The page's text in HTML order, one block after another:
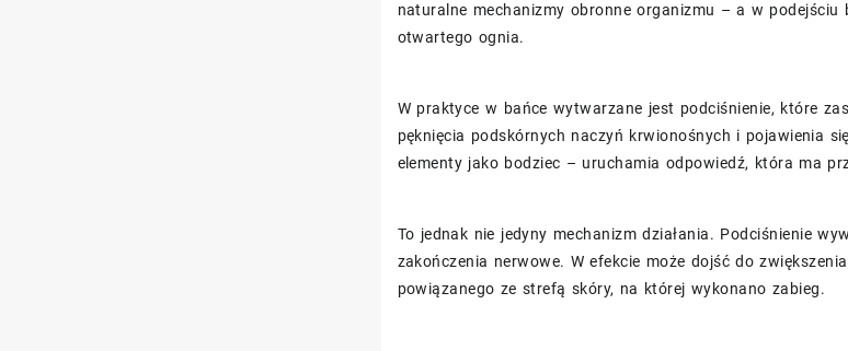
naturalne mechanizmy obronne organizmu – a w
otwartego ognia.
W praktyce w bańce wytwarzane jest podciśnienie, które
pęknięcia podskórnych naczyń krwionośnych i pojawienia
elementy jako bodziec – uruchamia odpowiedź, która ma
To jednak nie jedyny mechanizm działania. Podciśnienie
zakończenia nerwowe. W efekcie może dojść do
powiązanego ze strefą skóry, na której wykonano zabieg.